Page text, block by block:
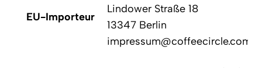
EU-Importeur
Lindower Straße 18
13347 Berlin
impressum@coffeecircle.com